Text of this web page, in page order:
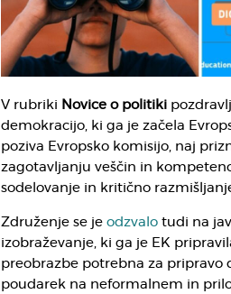
V rubriki Novice o politiki
demokracijo, ki ga je začela
poziva Evropsko komisijo, naj
zagotavljanju veščin in
sodelovanje in kritično
Združenje se je odzvalotudi na
izobraževanje, ki ga je EK
preobrazbe potrebna za pripravo
poudarek na neformalnem in